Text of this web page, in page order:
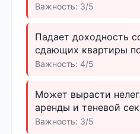
Важность: 3/5
Падает доходность
сдающих квартиры
Важность: 4/5
Может вырасти
аренды и теневой
Важность: 3/5